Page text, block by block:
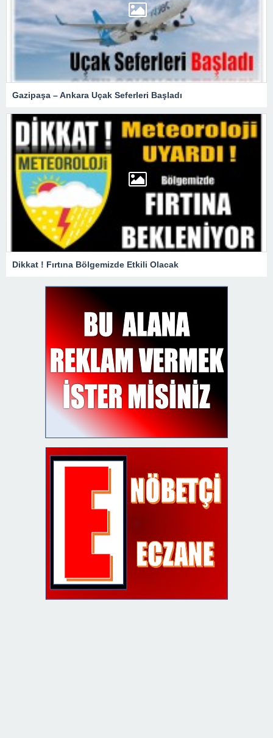
Gazipaşa – Ankara Uçak Seferleri Başladı
Dikkat ! Fırtına Bölgemizde Etkili Olacak